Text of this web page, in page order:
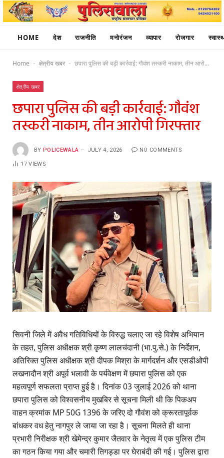
HOME देश राजनीति मनोरंजन व्यापार रोजगार
Home - क्षेत्रीय खबर - छपारा पुलिस की बड़ी कार्रवाई: गौवंश तस्करी नाकाम, तीन आरोपी गिरफ्तार
क्षेत्रीय खबर
छपारा पुलिस की बड़ी कार्रवाई: गौवंश
तस्करी नाकाम, तीन आरोपी गिरफ्तार
BY POLICEWALA JULY 4, 2026 NO COMMENTS
17VIEWS
​सिवनी जिले में अवैध गतिविधियों के विरुद्ध चलाए जा रहे विशेष अभियान
के तहत, पुलिस अधीक्षक श्री कृष्ण लालचंदानी (भा.पु.से.) के निर्देशन,
अतिरिक्त पुलिस अधीक्षक श्री दीपक मिश्रा के मार्गदर्शन और एसडीओपी
लखनादौन श्री अपूर्व भलावी के पर्यवेक्षण में छपारा पुलिस को एक
महत्वपूर्ण सफलता प्राप्त हुई है। दिनांक 03 जुलाई 2026 को थाना
छपारा पुलिस को विश्वसनीय मुखबिर से सूचना मिली थी कि पिकअप
वाहन क्रमांक MP 50G 1396 के जरिए दो गौवंश को क्रूरतापूर्वक
बांधकर वध हेतु नागपुर ले जाया जा रहा है। सूचना मिलते ही थाना
प्रभारी निरीक्षक श्री खेमेन्द्र कुमार जैतवार के नेतृत्व में एक पुलिस टीम
का गठन किया गया और चमारी तिगड्डा पर घेराबंदी की गई। पुलिस द्वारा